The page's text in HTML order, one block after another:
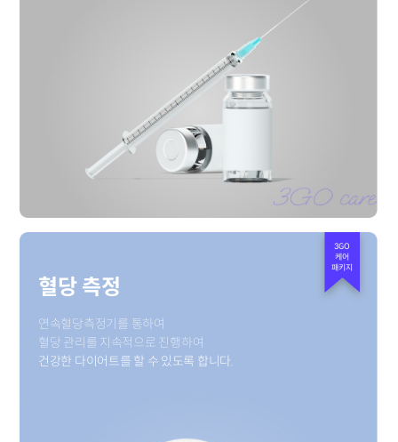
3GO
케어
패키지
혈당 측정
연속혈당측정기를 통하여
혈당 관리를 지속적으로 진행하여
건강한 다이어트를 할 수 있도록 합니다.